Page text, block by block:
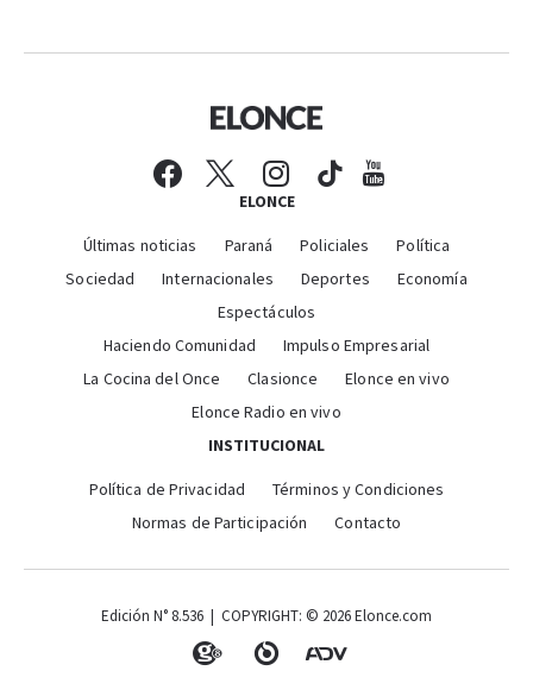
ELONCE
Últimas noticias Paraná Policiales
Política
Sociedad
Internacionales Deportes
Economía
Espectáculos
Haciendo Comunidad
Impulso Empresarial
La Cocina del Once
Clasionce
Elonce en vivo
Elonce Radio en vivo
INSTITUCIONAL
Política de Privacidad
Términos y Condiciones
Normas de Participación
Contacto
Edición N° 8.536 | COPYRIGHT: © 2026 Elonce.com